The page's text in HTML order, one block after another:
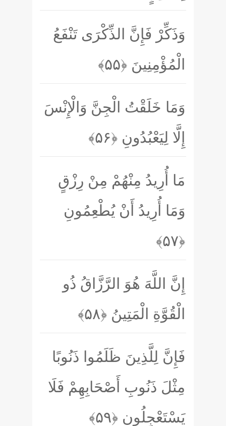
وَذَكِّرْ فَإِنَّ الذِّكْرَى تَنْفَعُ
الْمُؤْمِنِينَ ﴿۵۵﴾
وَمَا خَلَقْتُ الْجِنَّ وَالْإِنْسَ
إِلَّا لِيَعْبُدُونِ ﴿۵۶﴾
مَا أُرِيدُ مِنْهُمْ مِنْ رِزْقٍ
وَمَا أُرِيدُ أَنْ يُطْعِمُونِ
﴿۵۷﴾
إِنَّ اللَّهَ هُوَ الرَّزَّاقُ ذُو
الْقُوَّةِ الْمَتِينُ ﴿۵۸﴾
فَإِنَّ لِلَّذِينَ ظَلَمُوا ذَنُوبًا
مِثْلَ ذَنُوبِ أَصْحَابِهِمْ فَلَا
يَسْتَعْجِلُونِ ﴿۵۹﴾